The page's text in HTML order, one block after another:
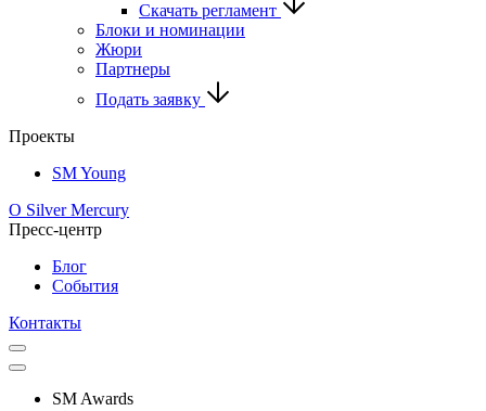
Скачать регламент
Блоки и номинации
Жюри
Партнеры
Подать заявку
Проекты
SM Young
О Silver Mercury
Пресс-центр
Блог
События
Контакты
SM Awards